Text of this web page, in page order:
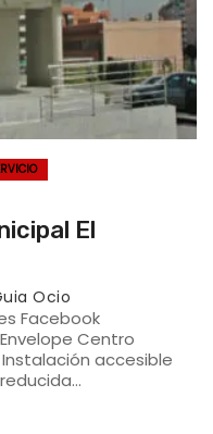
El
Ocio
Facebook
Centro
Instalación accesible